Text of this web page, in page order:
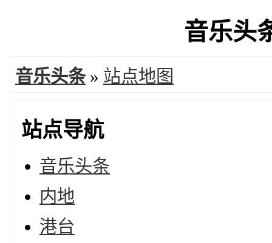
音乐头
音乐头条» 站点地图
站点导航
音乐头条
内地
港台